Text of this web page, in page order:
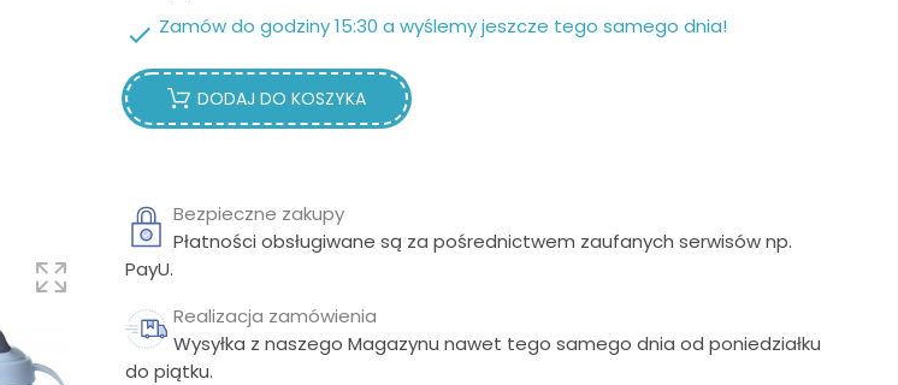
 Zamów do godziny 15:30 a wyślemy jeszcze tego samego dnia!
DODAJ DO KOSZYKA
Bezpieczne zakupy
Płatności obsługiwane są za pośrednictwem zaufanych serwisów np.
PayU.
Realizacja zamówienia
Wysyłka z naszego Magazynu nawet tego samego dnia od poniedziałku
do piątku.